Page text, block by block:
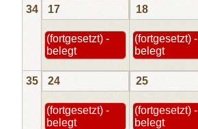
34 17
(fortgesetzt) -
belegt
18
(fortgesetzt) -
belegt
35 24
(fortgesetzt) -
belegt
25
(fortgesetzt) -
belegt